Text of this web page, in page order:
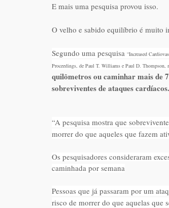
E mais uma pesquisa provou isso.
O velho e sabido equilíbrio é muito
Segundo uma pesquisa “Increased
Proceedings, de Paul T. Williams e Paul D. Thompson,
quilômetros ou caminhar mais de
sobreviventes de ataques
“A pesquisa mostra que
morrer do que aqueles que fazem
Os pesquisadores consideraram
caminhada por semana
Pessoas que já passaram por um
risco de morrer do que aquelas que